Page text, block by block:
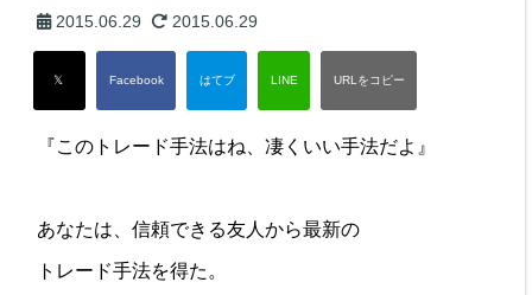
2015.06.29 2015.06.29
『このトレード手法はね、凄くいい手法だよ』
あなたは、信頼できる友人から最新の
トレード手法を得た。